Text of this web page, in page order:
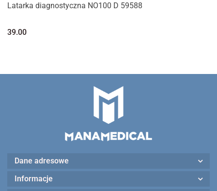
Latarka diagnostyczna NO100 D 59588
39.00
Dane adresowe
Informacje